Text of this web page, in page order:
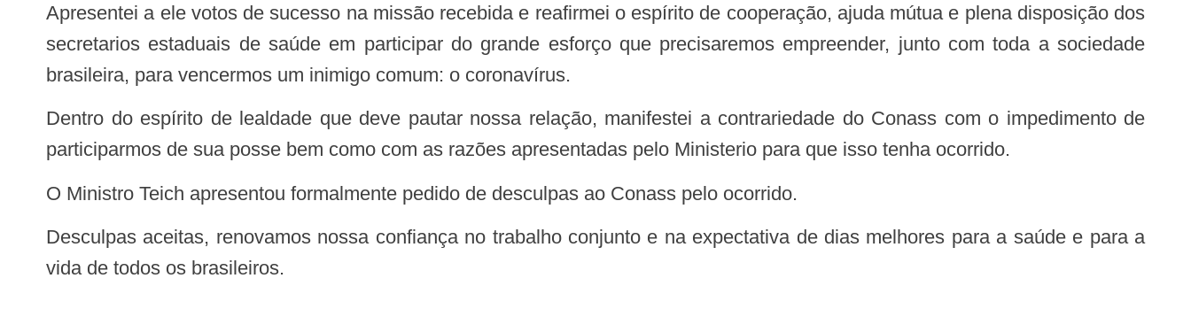
Apresentei a ele votos de sucesso na missão recebida e reafirmei o espírito de cooperação, ajuda mútua e plena disposição dos
secretarios estaduais de saúde em participar do grande esforço que precisaremos empreender, junto com toda a sociedade
brasileira, para vencermos um inimigo comum: o coronavírus.
Dentro do espírito de lealdade que deve pautar nossa relação, manifestei a contrariedade do Conass com o impedimento de
participarmos de sua posse bem como com as razões apresentadas pelo Ministerio para que isso tenha ocorrido.
O Ministro Teich apresentou formalmente pedido de desculpas ao Conass pelo ocorrido.
Desculpas aceitas, renovamos nossa confiança no trabalho conjunto e na expectativa de dias melhores para a saúde e para a
vida de todos os brasileiros.